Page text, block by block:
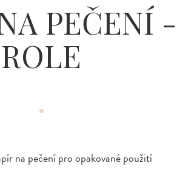
PEČENÍ -
ROLE
na pečení pro opakované použití